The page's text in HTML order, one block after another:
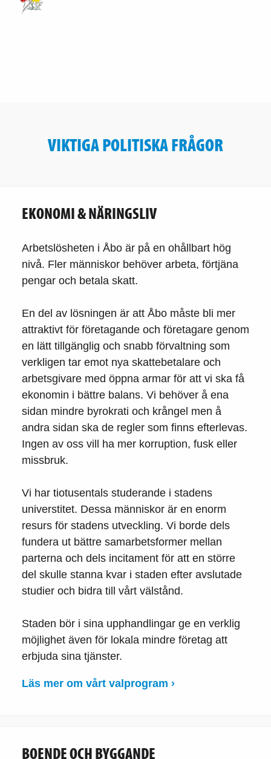
VIKTIGA POLITISKA FRÅGOR
EKONOMI & NÄRINGSLIV
Arbetslösheten i Åbo är på en ohållbart hög
nivå. Fler människor behöver arbeta, förtjäna
pengar och betala skatt.
En del av lösningen är att Åbo måste bli mer
attraktivt för företagande och företagare genom
en lätt tillgänglig och snabb förvaltning som
verkligen tar emot nya skattebetalare och
arbetsgivare med öppna armar för att vi ska få
ekonomin i bättre balans. Vi behöver å ena
sidan mindre byrokrati och krångel men å
andra sidan ska de regler som finns efterlevas.
Ingen av oss vill ha mer korruption, fusk eller
missbruk.
Vi har tiotusentals studerande i stadens
universtitet. Dessa människor är en enorm
resurs för stadens utveckling. Vi borde dels
fundera ut bättre samarbetsformer mellan
parterna och dels incitament för att en större
del skulle stanna kvar i staden efter avslutade
studier och bidra till vårt välstånd.
Staden bör i sina upphandlingar ge en verklig
möjlighet även för lokala mindre företag att
erbjuda sina tjänster.
Läs mer om vårt valprogram ›
BOENDE OCH BYGGANDE